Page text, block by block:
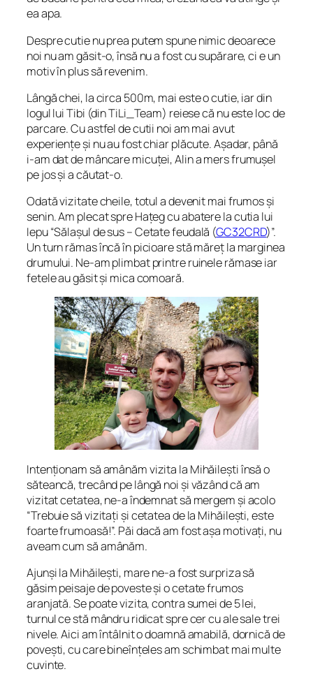
ea apa.
Despre cutie nu prea putem spune nimic deoarece
noi nu am găsit-o, însă nu a fost cu supărare, ci e un
motiv în plus să revenim.
Lângă chei, la circa 500m, mai este o cutie, iar din
logul lui Tibi (din TiLi_Team) reiese că nu este loc de
parcare. Cu astfel de cutii noi am mai avut
experiențe și nu au fost chiar plăcute. Așadar, până
i-am dat de mâncare micuței, Alin a mers frumușel
pe jos și a căutat-o.
Odată vizitate cheile, totul a devenit mai frumos și
senin. Am plecat spre Hațeg cu abatere la cutia lui
Iepu “Sălașul de sus – Cetate feudală (GC32CRD)”.
Un turn rămas încă în picioare stă măreț la marginea
drumului. Ne-am plimbat printre ruinele rămase iar
fetele au găsit și mica comoară.
Intenționam să amânăm vizita la Mihăilești însă o
săteancă, trecând pe lângă noi și văzând că am
vizitat cetatea, ne-a îndemnat să mergem și acolo
“Trebuie să vizitați și cetatea de la Mihăilești, este
foarte frumoasă!”. Păi dacă am fost așa motivați, nu
aveam cum să amânăm.
Ajunși la Mihăilești, mare ne-a fost surpriza să
găsim peisaje de poveste și o cetate frumos
aranjată. Se poate vizita, contra sumei de 5 lei,
turnul ce stă mândru ridicat spre cer cu ale sale trei
nivele. Aici am întâlnit o doamnă amabilă, dornică de
povești, cu care bineînțeles am schimbat mai multe
cuvinte.